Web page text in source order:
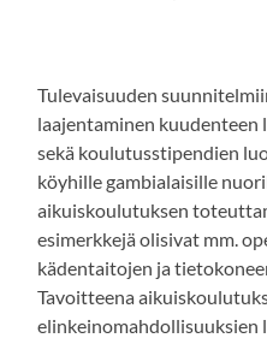
Tulevaisuuden
laajentaminen kuudenteen
sekä koulutusstipendien
köyhille gambialaisille
aikuiskoulutuksen
esimerkkejä olisivat mm.
kädentaitojen ja
Tavoitteena
elinkeinomahdollisuuksien